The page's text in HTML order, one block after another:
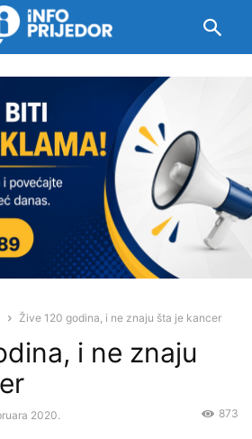
Žive 120 godina, i ne znaju šta je kancer
i ne znaju
2020. 873